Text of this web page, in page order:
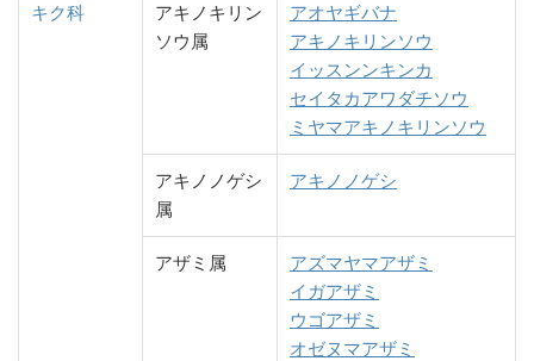
キク科
アキノキリン
ソウ属
アオヤギバナ
アキノキリンソウ
イッスンンキンカ
セイタカアワダチソウ
ミヤマアキノキリンソウ
アキノノゲシ
属
アキノノゲシ
アザミ属
アズマヤマアザミ
イガアザミ
ウゴアザミ
オゼヌマアザミ